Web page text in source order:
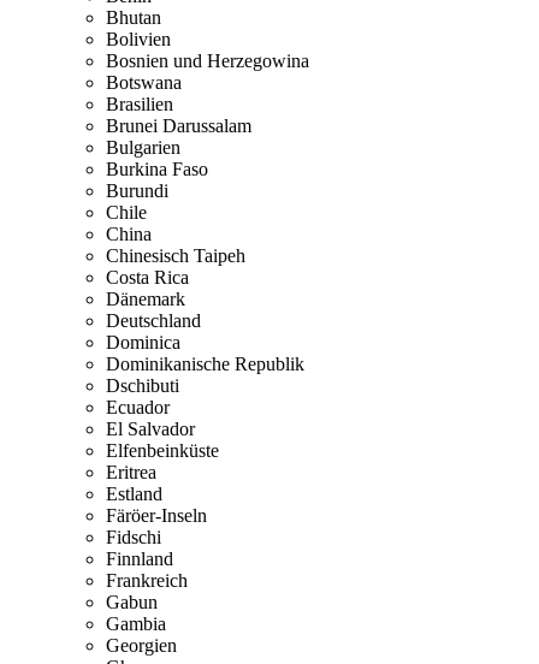
Bhutan
Bolivien
Bosnien und Herzegowina
Botswana
Brasilien
Brunei Darussalam
Bulgarien
Burkina Faso
Burundi
Chile
China
Chinesisch Taipeh
Costa Rica
Dänemark
Deutschland
Dominica
Dominikanische Republik
Dschibuti
Ecuador
El Salvador
Elfenbeinküste
Eritrea
Estland
Färöer-Inseln
Fidschi
Finnland
Frankreich
Gabun
Gambia
Georgien